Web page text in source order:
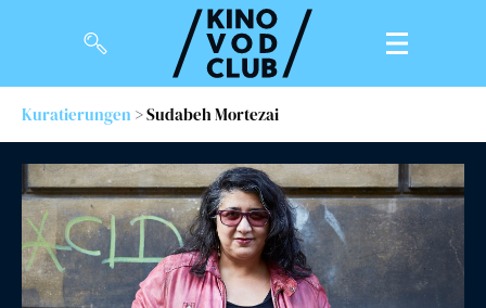
Filme
Magazin
Kuratierungen
Events
Kuratierungen > Sudabeh Mortezai